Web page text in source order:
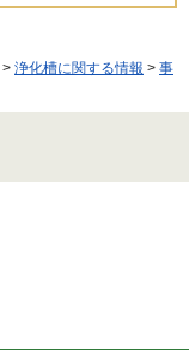
> 浄化槽に関する情報 > 事